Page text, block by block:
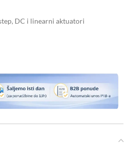
DC i linearni aktuatori